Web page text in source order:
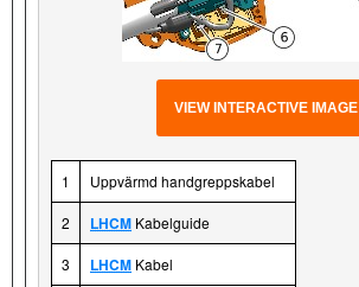
VIEW INTERACTIVE IMAGE
1 Uppvärmd handgreppskabel
2 LHCM Kabelguide
3 LHCM Kabel